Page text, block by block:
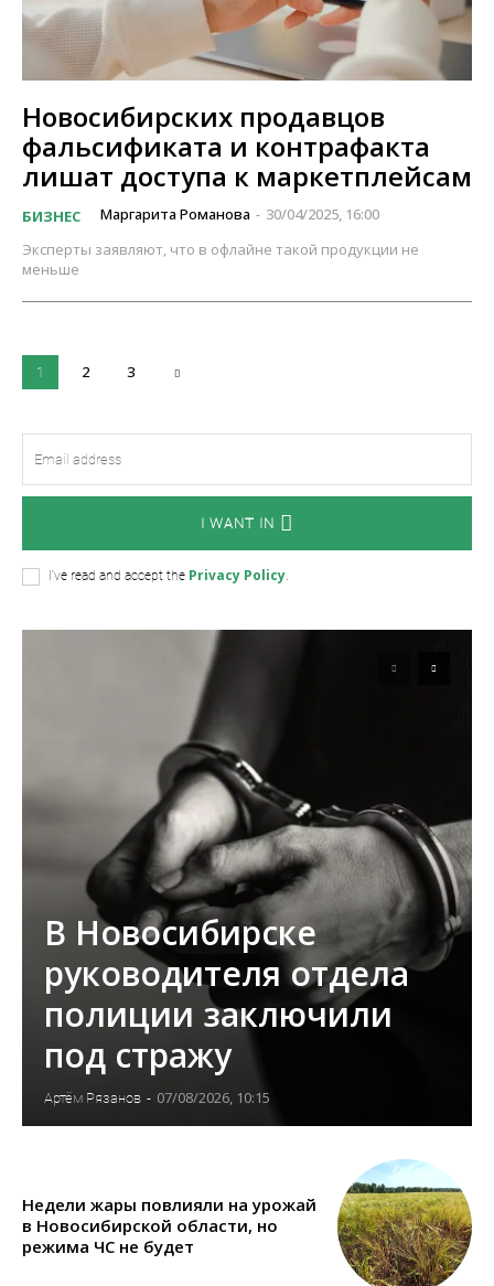
Новосибирских продавцов
фальсификата и контрафакта
лишат доступа к маркетплейсам
БИЗНЕС Маргарита Романова - 30/04/2025, 16:00
Эксперты заявляют, что в офлайне такой продукции не
меньше
1 2 3
I WANT IN
I've read and accept the Privacy Policy.
В Новосибирске
руководителя отдела
полиции заключили
под стражу
Артём Рязанов - 07/08/2026, 10:15
Недели жары повлияли на урожай
в Новосибирской области, но
режима ЧС не будет